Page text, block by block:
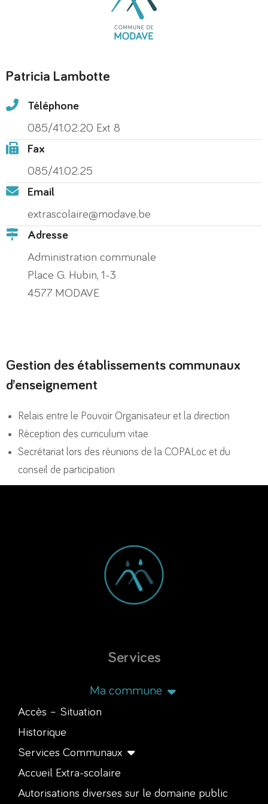
Patricia Lambotte
Téléphone
085/41.02.20 Ext 8
Fax
085/41.02.25
Email
extrascolaire@modave.be
Adresse
Administration communale
Place G. Hubin, 1-3
4577 MODAVE
Gestion des établissements communaux
d’enseignement
Relais entre le Pouvoir Organisateur et la direction
Réception des curriculum vitae
Secrétariat lors des réunions de la COPALoc et du
conseil de participation
Services
Ma commune
Accès – Situation
Historique
Services Communaux
Accueil Extra-scolaire
Autorisations diverses sur le domaine public